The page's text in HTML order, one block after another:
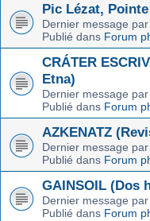
Pic Lézat,
Dernier message par
Publié dans Forum
CRÁTER
Etna)
Dernier message par
Publié dans Forum
AZKENATZ
Dernier message par
Publié dans Forum
GAINSOIL (Dos
Dernier message par
Publié dans Forum